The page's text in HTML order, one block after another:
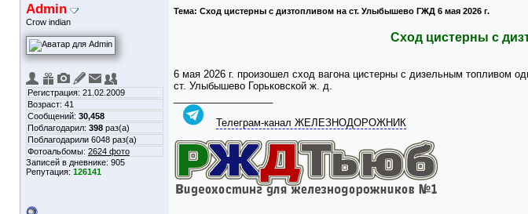
Admin
Crow indian
Регистрация: 21.02.2009
Возраст: 41
Сообщений: 30,458
Поблагодарил: 398 раз(а)
Поблагодарили 6048 раз(а)
Фотоальбомы: 2624 фото
Записей в дневнике: 905
Репутация: 126141
Тема: Сход цистерны с дизтопливом на ст. Улыбышево ГЖД 6 мая 2026 г.
Сход цистерны с
6 мая 2026 г. произошел сход вагона цистерны с дизельным топливом
ст. Улыбышево Горьковской ж. д.
Телеграм-канал ЖЕЛЕЗНОДОРОЖНИК